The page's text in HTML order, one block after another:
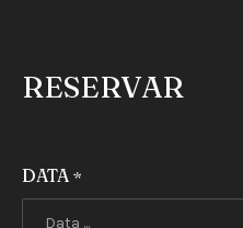
RESERVAR
DATA *